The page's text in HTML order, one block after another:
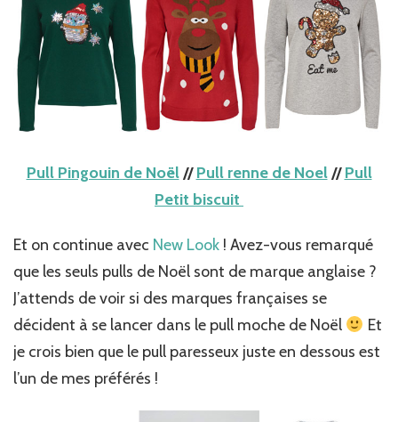
Pull Pingouin de Noël//Pull renne de Noel//Pull
Petit biscuit
Et on continue avec New Look ! Avez-vous remarqué
que les seuls pulls de Noël sont de marque anglaise ?
J’attends de voir si des marques françaises se
décident à se lancer dans le pull moche de Noël
Et
je crois bien que le pull paresseux juste en dessous est
l’un de mes préférés !